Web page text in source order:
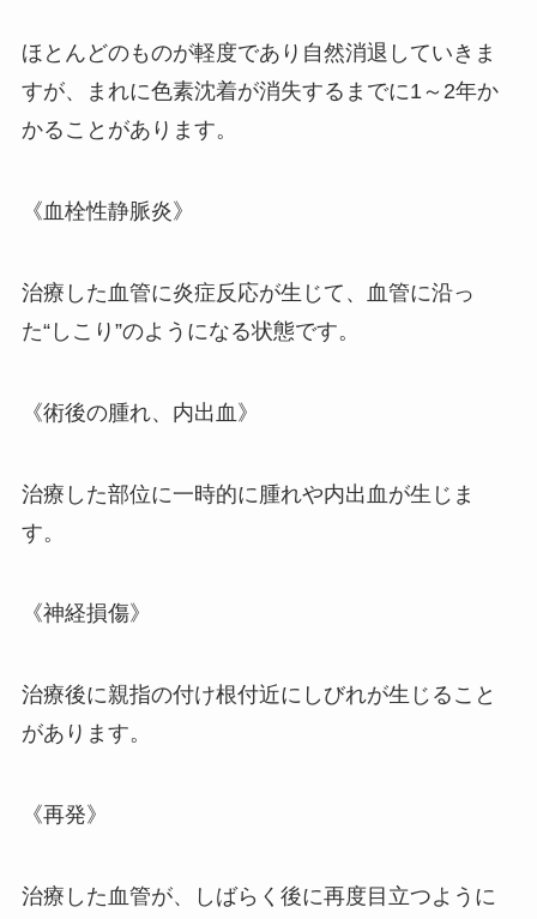
ほとんどのものが軽度であり自然消退していきま
すが、まれに色素沈着が消失するまでに1～2年か
かることがあります。
《血栓性静脈炎》
治療した血管に炎症反応が生じて、血管に沿っ
た“しこり”のようになる状態です。
《術後の腫れ、内出血》
治療した部位に一時的に腫れや内出血が生じま
す。
《神経損傷》
治療後に親指の付け根付近にしびれが生じること
があります。
《再発》
治療した血管が、しばらく後に再度目立つように